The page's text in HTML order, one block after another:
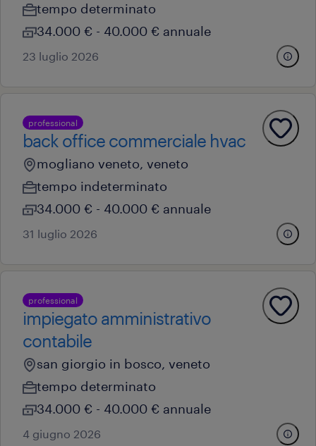
tempo determinato
34.000 € - 40.000 € annuale
23 luglio 2026
professional
back office commerciale hvac
mogliano veneto, veneto
tempo indeterminato
34.000 € - 40.000 € annuale
31 luglio 2026
professional
impiegato amministrativo
contabile
san giorgio in bosco, veneto
tempo determinato
34.000 € - 40.000 € annuale
4 giugno 2026